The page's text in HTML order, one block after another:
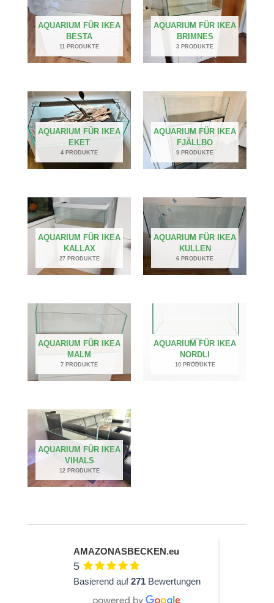
AQUARIUM FÜR IKEA
BESTA
11 PRODUKTE
AQUARIUM FÜR IKEA
BRIMNES
3 PRODUKTE
AQUARIUM FÜR IKEA
EKET
4 PRODUKTE
AQUARIUM FÜR IKEA
FJÄLLBO
9 PRODUKTE
AQUARIUM FÜR IKEA
KALLAX
27 PRODUKTE
AQUARIUM FÜR IKEA
KULLEN
6 PRODUKTE
AQUARIUM FÜR IKEA
MALM
7 PRODUKTE
AQUARIUM FÜR IKEA
NORDLI
10 PRODUKTE
AQUARIUM FÜR IKEA
VIHALS
12 PRODUKTE
AMAZONASBECKEN.eu
5
Basierend auf271 Bewertungen